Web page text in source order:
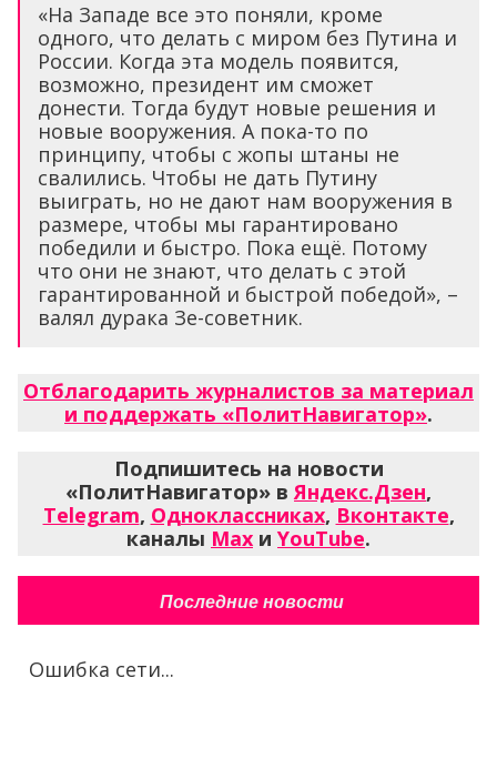
«На Западе все это поняли, кроме
одного, что делать с миром без Путина и
России. Когда эта модель появится,
возможно, президент им сможет
донести. Тогда будут новые решения и
новые вооружения. А пока-то по
принципу, чтобы с жопы штаны не
свалились. Чтобы не дать Путину
выиграть, но не дают нам вооружения в
размере, чтобы мы гарантировано
победили и быстро. Пока ещё. Потому
что они не знают, что делать с этой
гарантированной и быстрой победой», –
валял дурака Зе-советник.
Отблагодарить журналистов за материал
и поддержать «ПолитНавигатор».
Подпишитесь на новости
«ПолитНавигатор» вЯндекс.Дзен,
Telegram, Одноклассниках, Вконтакте,
каналы Max и YouTube.
Последние новости
Ошибка сети...